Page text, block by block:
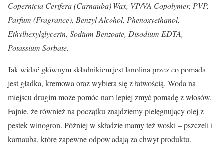
Copernicia Cerifera (Carnauba) Wax, VP/VA Copolymer, PVP,
Parfum (Fragrance), Benzyl Alcohol, Phenoxyethanol,
Ethylhexylglycerin, Sodium Benzoate, Disodium EDTA,
Potassium Sorbate.
Jak widać głównym składnikiem jest lanolina przez co pomada
jest gładka, kremowa oraz wybiera się z łatwością. Woda na
miejscu drugim może pomóc nam lepiej zmyć pomadę z włosów.
Fajnie, że również na początku znajdziemy pielęgnujący olej z
pestek winogron. Później w składzie mamy też woski – pszczeli i
karnauba, które zapewne odpowiadają za chwyt produktu.